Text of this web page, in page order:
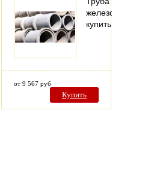
купить
от 9 567 руб
Купить